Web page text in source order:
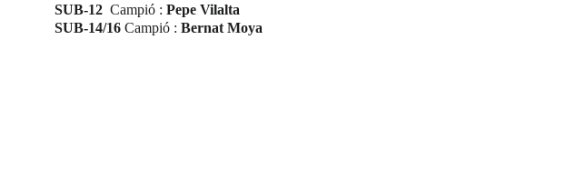
SUB-12 Campió : Pepe Vilalta
SUB-14/16 Campió : Bernat Moya